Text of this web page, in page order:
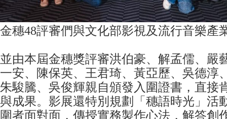
金穗48評審們與文化部影視及流行音樂產
並由本屆金穗獎評審洪伯豪、解孟儒、嚴
一安、陳保英、王君琦、黃亞歷、吳德淳
朱駿騰、吳俊輝親自頒發入圍證書，直接
與成果。影展還特別規劃「穗語時光」活
圍者面對面，傳授實務製作心法，解答創